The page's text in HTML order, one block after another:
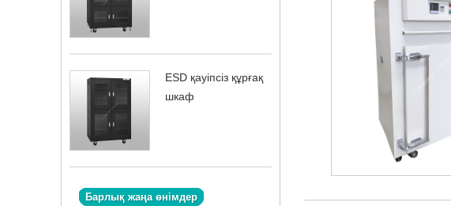
ESD қауіпсіз құрғақ
шкаф
Барлық жаңа өнімдер